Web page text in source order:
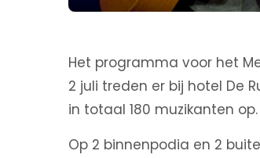
Het programma voor het
2 juli treden er bij hotel De
in totaal 180 muzikanten op.
Op 2 binnenpodia en 2